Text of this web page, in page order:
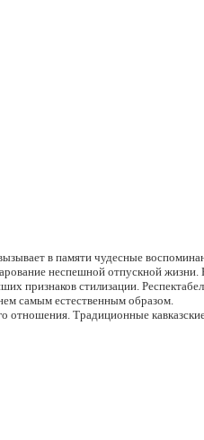
в памяти чудесные
неспешной отпускной
признаков стилизации.
самым естественным образом.
отношения. Традиционные